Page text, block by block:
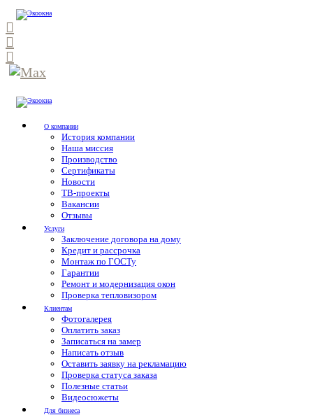
О компании
История компании
Наша миссия
Производство
Сертификаты
Новости
ТВ-проекты
Вакансии
Отзывы
Услуги
Заключение договора на дому
Кредит и рассрочка
Монтаж по ГОСТу
Гарантии
Ремонт и модернизация окон
Проверка тепловизором
Клиентам
Фотогалерея
Оплатить заказ
Записаться на замер
Написать отзыв
Оставить заявку на рекламацию
Проверка статуса заказа
Полезные статьи
Видеосюжеты
Для бизнеса